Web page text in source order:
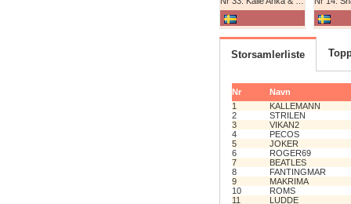
Storsamlerliste
Nr
Navn
1
KALLEMANN
2
STRILEN
3
VIKAN2
4
PECOS
5
JOKER
6
ROGER69
7
BEATLES
8
FANTINGMAR
9
MAKRIMA
10
ROMS
11
LUDDE